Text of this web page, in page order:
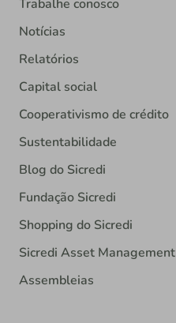
Trabalhe conosco
Notícias
Relatórios
Capital social
Cooperativismo de crédito
Sustentabilidade
Blog do Sicredi
Fundação Sicredi
Shopping do Sicredi
Sicredi Asset Management
Assembleias